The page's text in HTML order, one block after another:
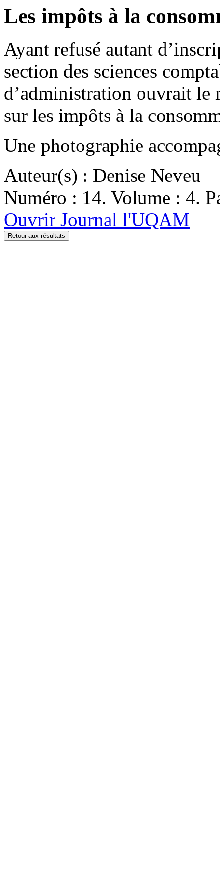
Les impôts à la
Ayant refusé autant
section des sciences
d’administration ouvrait le
sur les impôts à la
Une photographie
Auteur(s) : Denise Neveu
Numéro : 14. Volume : 4.
Ouvrir Journal l'UQAM
Retour aux résultats